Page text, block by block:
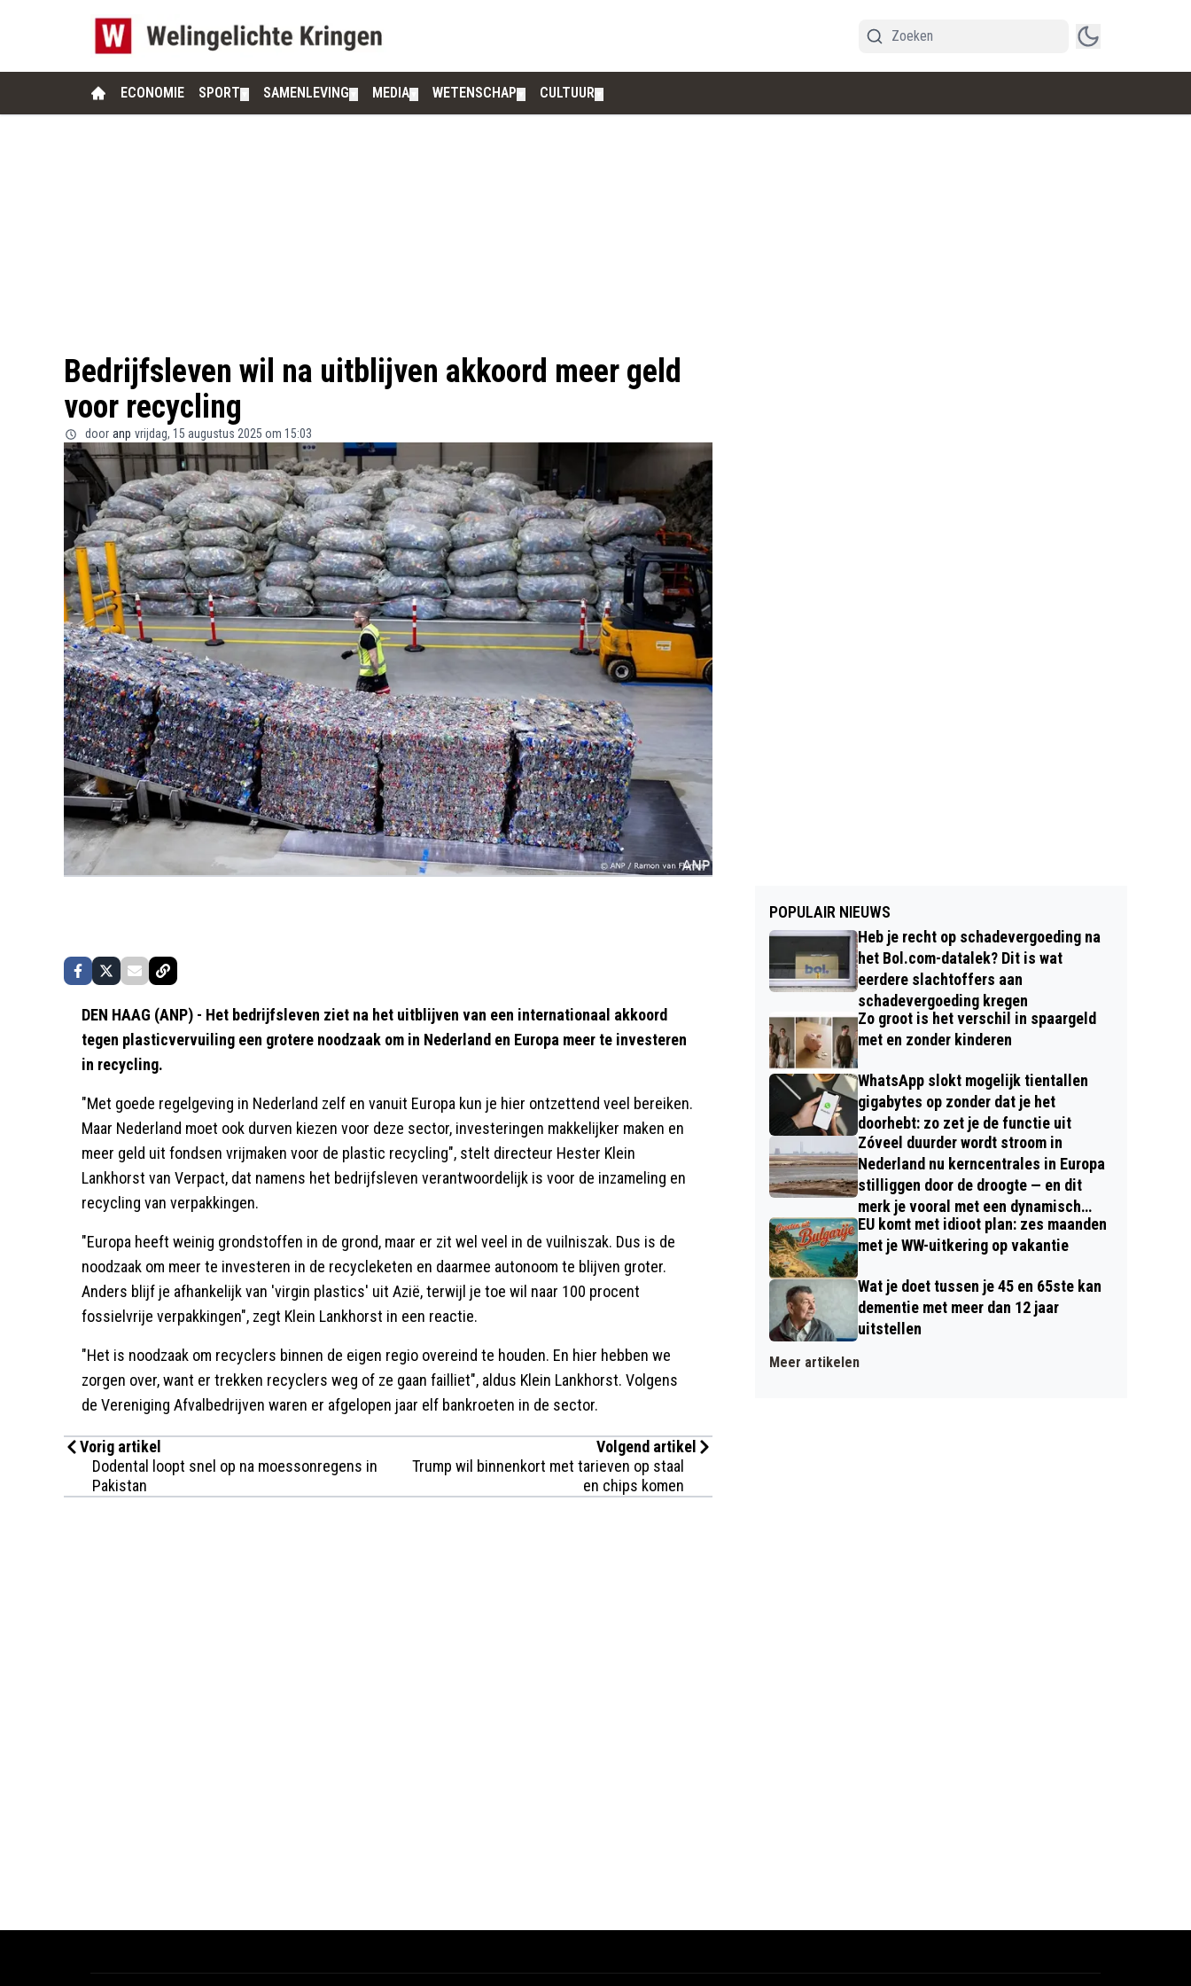
ECONOMIE SPORT SAMENLEVING MEDIA WETENSCHAP CULTUUR
Bedrijfsleven wil na uitblijven akkoord meer geld
voor recycling
door anp vrijdag, 15 augustus 2025 om 15:03
DEN HAAG (ANP) - Het bedrijfsleven ziet na het uitblijven van een internationaal akkoord
tegen plasticvervuiling een grotere noodzaak om in Nederland en Europa meer te investeren
in recycling.
"Met goede regelgeving in Nederland zelf en vanuit Europa kun je hier ontzettend veel bereiken.
Maar Nederland moet ook durven kiezen voor deze sector, investeringen makkelijker maken en
meer geld uit fondsen vrijmaken voor de plastic recycling", stelt directeur Hester Klein
Lankhorst van Verpact, dat namens het bedrijfsleven verantwoordelijk is voor de inzameling en
recycling van verpakkingen.
"Europa heeft weinig grondstoffen in de grond, maar er zit wel veel in de vuilniszak. Dus is de
noodzaak om meer te investeren in de recycleketen en daarmee autonoom te blijven groter.
Anders blijf je afhankelijk van 'virgin plastics' uit Azië, terwijl je toe wil naar 100 procent
fossielvrije verpakkingen", zegt Klein Lankhorst in een reactie.
"Het is noodzaak om recyclers binnen de eigen regio overeind te houden. En hier hebben we
zorgen over, want er trekken recyclers weg of ze gaan failliet", aldus Klein Lankhorst. Volgens
de Vereniging Afvalbedrijven waren er afgelopen jaar elf bankroeten in de sector.
Vorig artikel
Dodental loopt snel op na moessonregens in
Pakistan
Volgend artikel
Trump wil binnenkort met tarieven op staal
en chips komen
POPULAIR NIEUWS
Heb je recht op schadevergoeding na
het Bol.com-datalek? Dit is wat
eerdere slachtoffers aan
schadevergoeding kregen
Zo groot is het verschil in spaargeld
met en zonder kinderen
WhatsApp slokt mogelijk tientallen
gigabytes op zonder dat je het
doorhebt: zo zet je de functie uit
Zóveel duurder wordt stroom in
Nederland nu kerncentrales in Europa
stilliggen door de droogte — en dit
merk je vooral met een dynamisch
contract
EU komt met idioot plan: zes maanden
met je WW-uitkering op vakantie
Wat je doet tussen je 45 en 65ste kan
dementie met meer dan 12 jaar
uitstellen
Meer artikelen